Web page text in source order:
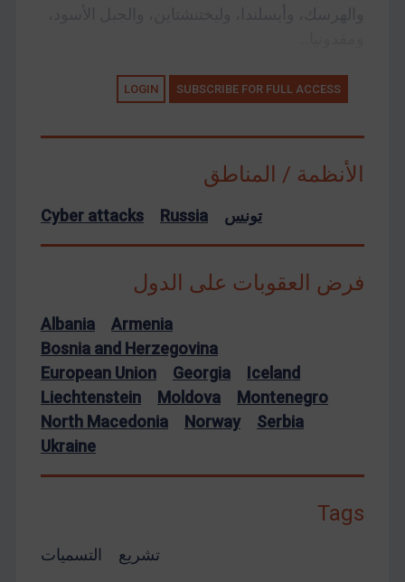
SUBSCRIBE FOR FULL ACCESS
LOGIN
الأنظمة / المناطق
Cyber attacks Russia تونس
فرض العقوبات على الدول
Albania
Armenia
Bosnia and Herzegovina
European Union
Georgia
Iceland
Liechtenstein
Moldova
Montenegro
North Macedonia
Norway
Serbia
Ukraine
Tags
التسميات تشريع